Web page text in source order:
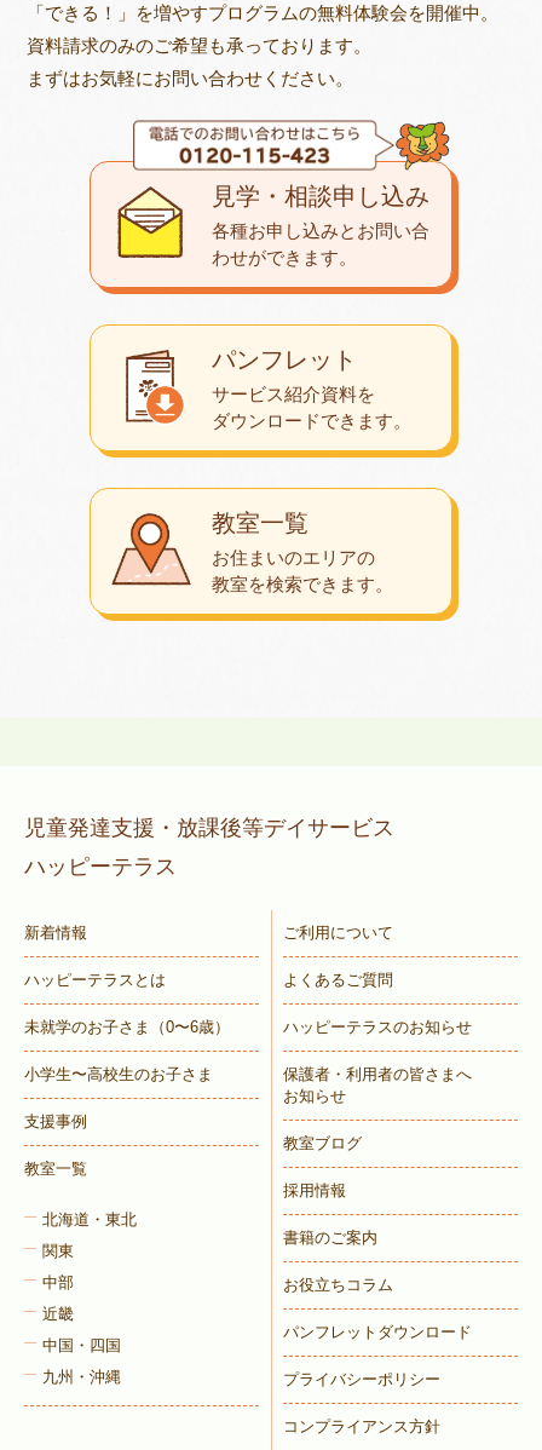
「できる！」を増やすプログラムの無料体験会を開催中。
資料請求のみのご希望も承っております。
まずはお気軽にお問い合わせください。
教室一覧
お住まいのエリアの
教室を検索できます。
パンフレット
サービス紹介資料を
ダウンロードできます。
見学・相談申し込み
各種お申し込みとお問い合
わせができます。
児童発達支援・放課後等デイサービス
ハッピーテラス
新着情報
ハッピーテラスとは
未就学のお子さま （0〜6歳）
小学生〜高校生のお子さま
支援事例
教室一覧
北海道・東北
関東
中部
近畿
中国・四国
九州・沖縄
ご利用について
よくあるご質問
ハッピーテラスのお知らせ
保護者・利用者の皆さまへ
お知らせ
教室ブログ
採用情報
書籍のご案内
お役立ちコラム
パンフレットダウンロード
プライバシーポリシー
コンプライアンス方針